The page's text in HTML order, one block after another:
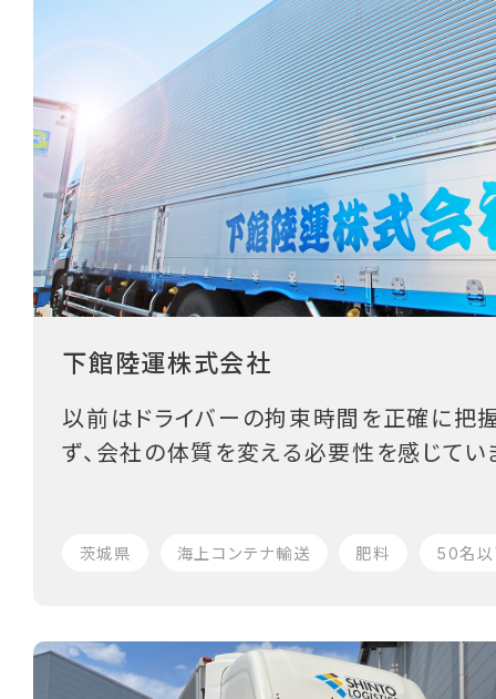
下館陸運株式会社
以前はドライバーの拘束時間を正確に把
ず、会社の体質を変える必要性を感じてい
茨城県 海上コンテナ輸送 肥料 50名